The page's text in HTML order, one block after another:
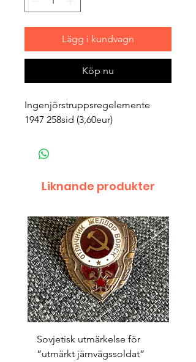
Lägg i kundvagn
Köp nu
Ingenjörstruppsregelemente
1947 258sid (3,60eur)
Liknande produkter
Sovjetisk utmärkelse för
”utmärkt järnvägssoldat”